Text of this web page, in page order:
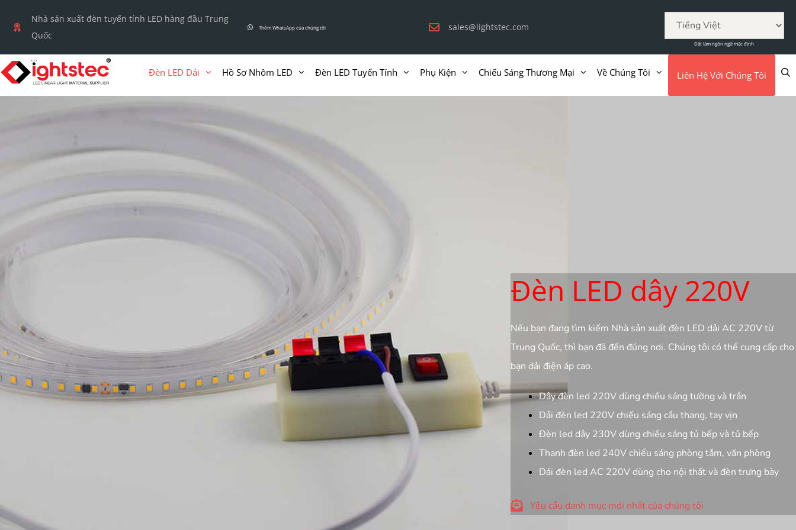
đến
dung
Nhà sản xuất đèn tuyến tính LED hàng đầu Trung
Quốc
Thêm WhatsApp của chúng tôi sales@lightstec.com
Đặt làm ngôn ngữ mặc định
Đèn LED Dải Hồ Sơ Nhôm LED Đèn LED Tuyến Tính Phụ Kiện Chiếu Sáng Thương Mại Về Chúng Tôi Liên Hệ Với Chúng Tôi
Đèn LED dây 220V
Nếu bạn đang tìm kiếm Nhà sản xuất đèn LED dải AC 220V từ
Trung Quốc, thì bạn đã đến đúng nơi. Chúng tôi có thể cung cấp cho
bạn dải điện áp cao.
Dây đèn led 220V dùng chiếu sáng tường và trần
Dải đèn led 220V chiếu sáng cầu thang, tay vịn
Đèn led dây 230V dùng chiếu sáng tủ bếp và tủ bếp
Thanh đèn led 240V chiếu sáng phòng tắm, văn phòng
Dải đèn led AC 220V dùng cho nội thất và đèn trưng bày
Yêu cầu danh mục mới nhất của chúng tôi